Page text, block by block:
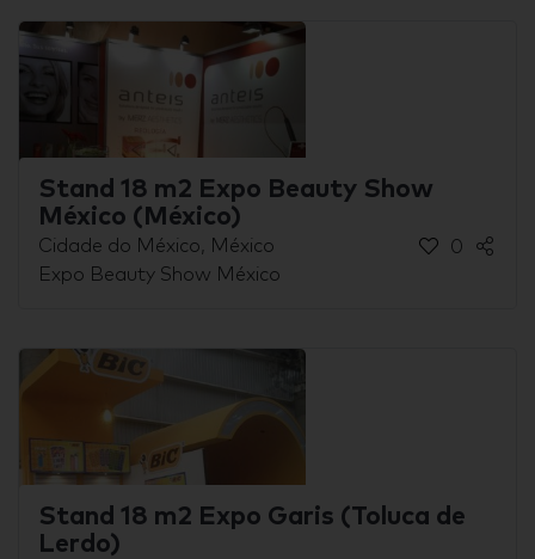
Stand 18 m2 Expo Beauty Show
México (México)
Cidade do México, México
Expo Beauty Show México
0
Stand 18 m2 Expo Garis (Toluca de
Lerdo)